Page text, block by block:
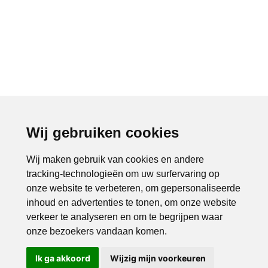
Wij gebruiken cookies
Wij maken gebruik van cookies en andere
tracking-technologieën om uw surfervaring op
onze website te verbeteren, om gepersonaliseerde
inhoud en advertenties te tonen, om onze website
verkeer te analyseren en om te begrijpen waar
onze bezoekers vandaan komen.
Ik ga akkoord Wijzig mijn voorkeuren